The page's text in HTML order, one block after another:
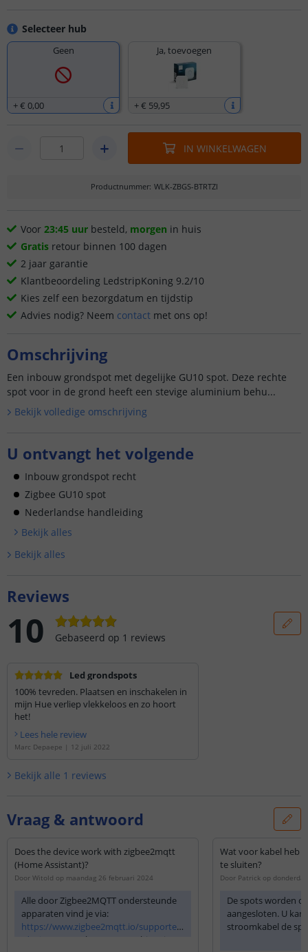
Selecteer hub
Geen
+€ 0,00
Ja, toevoegen
+€ 59,95
IN WINKELWAGEN
Productnummer: WLK-ZBGS-BTRTZI
Voor 23:45 uur besteld, morgen in huis
Gratis retour binnen 100 dagen
2 jaar garantie
Klantbeoordeling LedstripKoning 9.2/10
Kies zelf een bezorgdatum en tijdstip
Advies nodig? Neem contact met ons op!
Omschrijving
Een inbouw grondspot met degelijke GU10 spot. Deze rechte
spot voor in de grond heeft een stevige aluminium behu...
Bekijk volledige omschrijving
U ontvangt het volgende
Inbouw grondspot recht
Zigbee GU10 spot
Nederlandse handleiding
Bekijk alles
Bekijk alles
Reviews
10 Gebaseerd op 1 reviews
Led grondspots
100% tevreden. Plaatsen en inschakelen in
mijn Hue verliep vlekkeloos en zo hoort
het!
Lees hele review
Marc Depaepe | 12 juli 2022
Bekijk alle 1 reviews
Vraag & antwoord
Does the device work with zigbee2mqtt
(Home Assistant)?
Door Witold op maandag 26 februari 2024
Alle door Zigbee2MQTT ondersteunde
apparaten vind je via:
https://www.zigbee2mqtt.io/supported
-devices/
. Staat het apparaat hier niet
Wat voor kabel heb
te sluiten?
Door Patrick op
De spots worden
aangesloten. U
stroomkabel de